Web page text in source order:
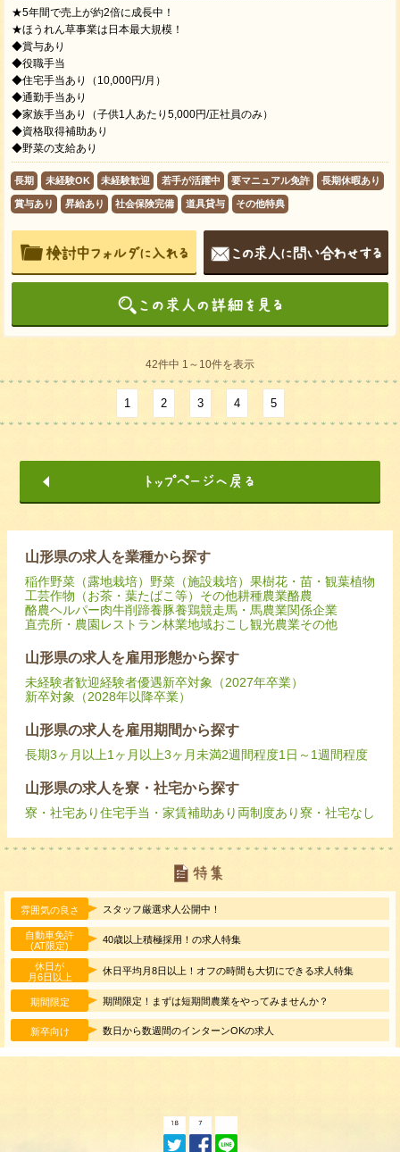
★5年間で売上が約2倍に成長中！
★ほうれん草事業は日本最大規模！
◆賞与あり
◆役職手当
◆住宅手当あり（10,000円/月）
◆通勤手当あり
◆家族手当あり（子供1人あたり5,000円/正社員のみ）
◆資格取得補助あり
◆野菜の支給あり
長期 未経験OK 未経験歓迎 若手が活躍中 要マニュアル免許 長期休暇あり
賞与あり 昇給あり 社会保険完備 道具貸与 その他特典
42件中 1～10件を表示
1 2 3 4 5
山形県の求人を業種から探す
稲作野菜（露地栽培） 野菜（施設栽培） 果樹花・苗・観葉植物
工芸作物（お茶・葉たばこ等） その他耕種農業酪農
酪農ヘルパー肉牛削蹄養豚養鶏競走馬・馬農業関係企業
直売所・農園レストラン林業地域おこし観光農業その他
山形県の求人を雇用形態から探す
未経験者歓迎経験者優遇新卒対象（2027年卒業）
新卒対象（2028年以降卒業）
山形県の求人を雇用期間から探す
長期3ヶ月以上1ヶ月以上3ヶ月未満2週間程度1日～1週間程度
山形県の求人を寮・社宅から探す
寮・社宅あり住宅手当・家賃補助あり 両制度あり寮・社宅なし
雰囲気の良さ スタッフ厳選求人公開中！
自動車免許
(AT限定)
40歳以上積極採用！の求人特集
休日が
月6日以上
休日平均月8日以上！オフの時間も大切にできる求人特集
期間限定 期間限定！まずは短期間農業をやってみませんか？
新卒向け 数日から数週間のインターンOKの求人